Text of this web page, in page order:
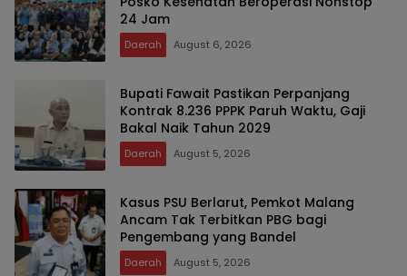
24 Jam
Daerah August 6, 2026
Bupati Fawait Pastikan Perpanjang
Kontrak 8.236 PPPK Paruh Waktu, Gaji
Bakal Naik Tahun 2029
Daerah August 5, 2026
Kasus PSU Berlarut, Pemkot Malang
Ancam Tak Terbitkan PBG bagi
Pengembang yang Bandel
Daerah August 5, 2026